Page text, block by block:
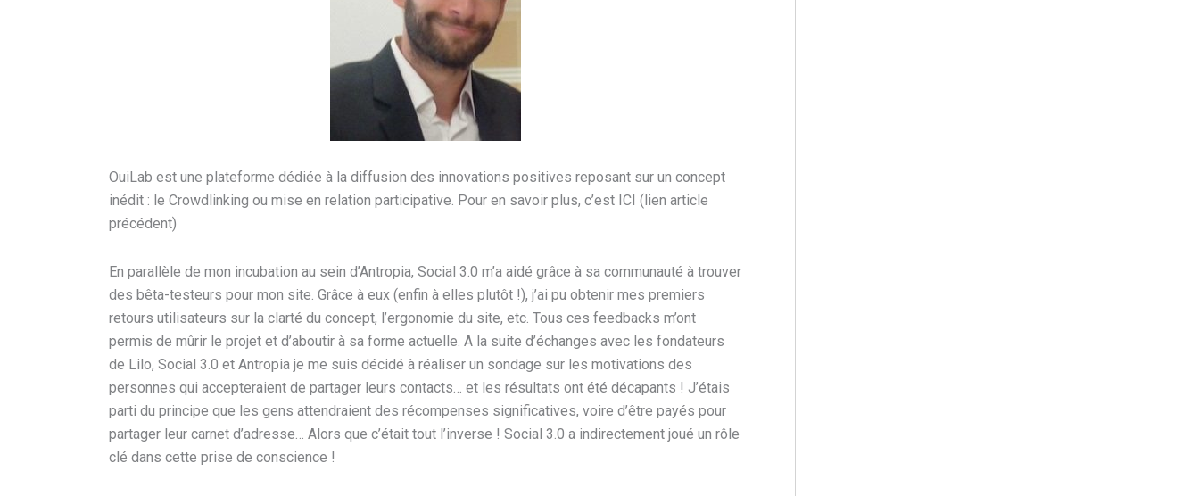
OuiLab est une plateforme dédiée à la diffusion des innovations positives reposant sur un concept
inédit : le Crowdlinking ou mise en relation participative. Pour en savoir plus, c’est ICI (lien article
précédent)
En parallèle de mon incubation au sein d’Antropia, Social 3.0 m’a aidé grâce à sa communauté à trouver
des bêta-testeurs pour mon site. Grâce à eux (enfin à elles plutôt !), j’ai pu obtenir mes premiers
retours utilisateurs sur la clarté du concept, l’ergonomie du site, etc. Tous ces feedbacks m’ont
permis de mûrir le projet et d’aboutir à sa forme actuelle. A la suite d’échanges avec les fondateurs
de Lilo, Social 3.0 et Antropia je me suis décidé à réaliser un sondage sur les motivations des
personnes qui accepteraient de partager leurs contacts… et les résultats ont été décapants ! J’étais
parti du principe que les gens attendraient des récompenses significatives, voire d’être payés pour
partager leur carnet d’adresse… Alors que c’était tout l’inverse ! Social 3.0 a indirectement joué un rôle
clé dans cette prise de conscience !